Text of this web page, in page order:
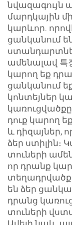
նվազագույն
մարդկային
կարևոր.
ցանկանում
ամենալավ 특
կարող եք
ցանկանում
կոնտեյներ
կառուցվածքը
դուք կարող
և դիզայներ,
ձեր ստիլին։
տուների
որ դրանք
են ձեր
դրանց
տուների